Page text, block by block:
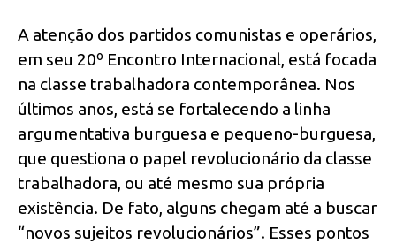
A atenção dos partidos comunistas e operários,
em seu 20º Encontro Internacional, está focada
na classe trabalhadora contemporânea. Nos
últimos anos, está se fortalecendo a linha
argumentativa burguesa e pequeno-burguesa,
que questiona o papel revolucionário da classe
trabalhadora, ou até mesmo sua própria
existência. De fato, alguns chegam até a buscar
“novos sujeitos revolucionários”. Esses pontos